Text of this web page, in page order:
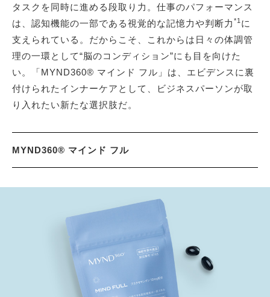
タスクを同時に進める段取り力。仕事のパフォーマンス
は、認知機能の一部である視覚的な記憶力や判断力 *1 に
支えられている。だからこそ、これからは日々の体調管
理の一環として“脳のコンディション”にも目を向けた
い。「MYND360® マインド フル」は、エビデンスに裏
付けられたインナーケアとして、ビジネスパーソンが取
り入れたい新たな選択肢だ。
MYND360® マインド フル